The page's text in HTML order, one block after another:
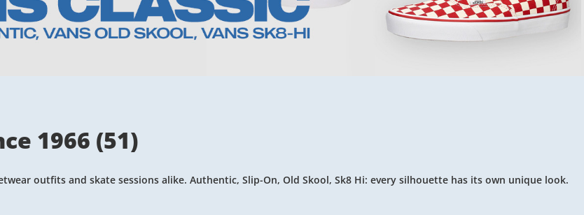
1966 (51)
outfits and skate sessions alike. Authentic, Slip-On, Old Skool, Sk8 Hi: every silhouette has its own unique look.